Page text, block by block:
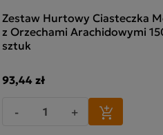
Zestaw Hurtowy Ciasteczka
z Orzechami Arachidowymi
sztuk
93,44 zł
-
+